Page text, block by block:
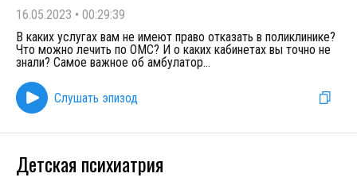
16.05.2023 • 00:29:39
В каких услугах вам не имеют право отказать в поликлинике?
Что можно лечить по ОМС? И о каких кабинетах вы точно не
знали? Самое важное об амбулатор...
Слушать эпизод
Детская психиатрия